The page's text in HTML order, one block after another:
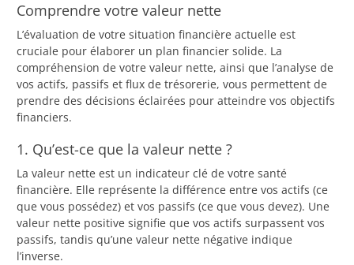
Comprendre votre valeur nette
L’évaluation de votre situation financière actuelle est
cruciale pour élaborer un plan financier solide. La
compréhension de votre valeur nette, ainsi que l’analyse de
vos actifs, passifs et flux de trésorerie, vous permettent de
prendre des décisions éclairées pour atteindre vos objectifs
financiers.
1. Qu’est-ce que la valeur nette ?
La valeur nette est un indicateur clé de votre santé
financière. Elle représente la différence entre vos actifs (ce
que vous possédez) et vos passifs (ce que vous devez). Une
valeur nette positive signifie que vos actifs surpassent vos
passifs, tandis qu’une valeur nette négative indique
l’inverse.